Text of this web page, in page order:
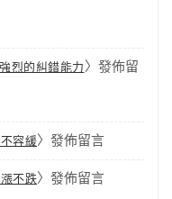
烈的糾錯能力 〉發佈留
容緩〉發佈留言
不跌〉發佈留言